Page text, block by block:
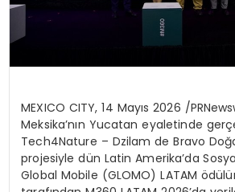
MEXICO CITY,14 Mayıs 2026 /
Meksika’nın Yucatan eyaletinde
Tech4Nature – Dzilam de Bravo
projesiyle dün Latin Amerika’da
Global Mobile (GLOMO) LATAM